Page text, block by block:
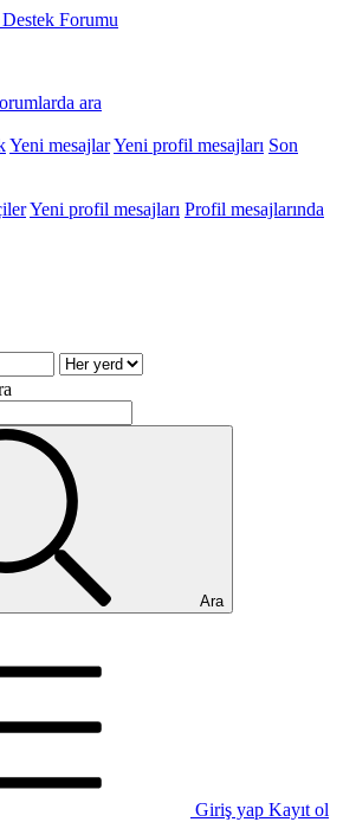
Forumu
ara
Yeni mesajlarYeni profil mesajları Son
Yeni profil mesajları Profil mesajlarında
Ara
Giriş yap Kayıt ol